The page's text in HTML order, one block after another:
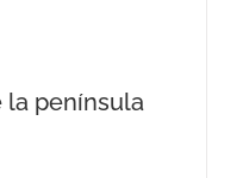
la península